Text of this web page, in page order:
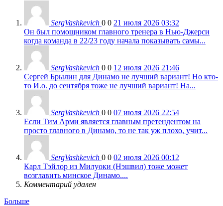
SergVashkevich 0 0 21 июля 2026 03:32
Он был помощником главного тренера в Нью-Джерси
когда команда в 22/23 году начала показывать самы...
SergVashkevich 0 0 12 июля 2026 21:46
Сергей Брылин для Динамо не лучший вариант! Но кто-
то И.о. до сентября тоже не лучший вариант! На...
SergVashkevich 0 0 07 июля 2026 22:54
Если Тим Арми является главным претендентом на
просто главного в Динамо, то не так уж плохо, учит...
SergVashkevich 0 0 02 июля 2026 00:12
Карл Тэйлор из Милуоки (Нэшвил) тоже может
возглавить минское Динамо....
Комментарий удален
Больше